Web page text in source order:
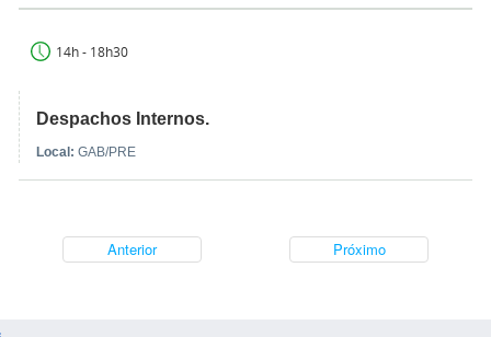
14h - 18h30
Despachos Internos.
Local: GAB/PRE
Anterior Próximo